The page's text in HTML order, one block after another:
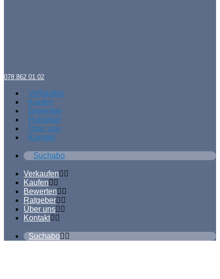
078 862 01 02
Verkaufen
Kaufen
Bewerten
Ratgeber
Über uns
Kontakt
Suchabo
Verkaufen
Kaufen
Bewerten
Ratgeber
Über uns
Kontakt
Suchabo